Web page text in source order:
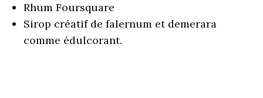
Rhum Foursquare
Sirop créatif de falernum et demerara
comme édulcorant.